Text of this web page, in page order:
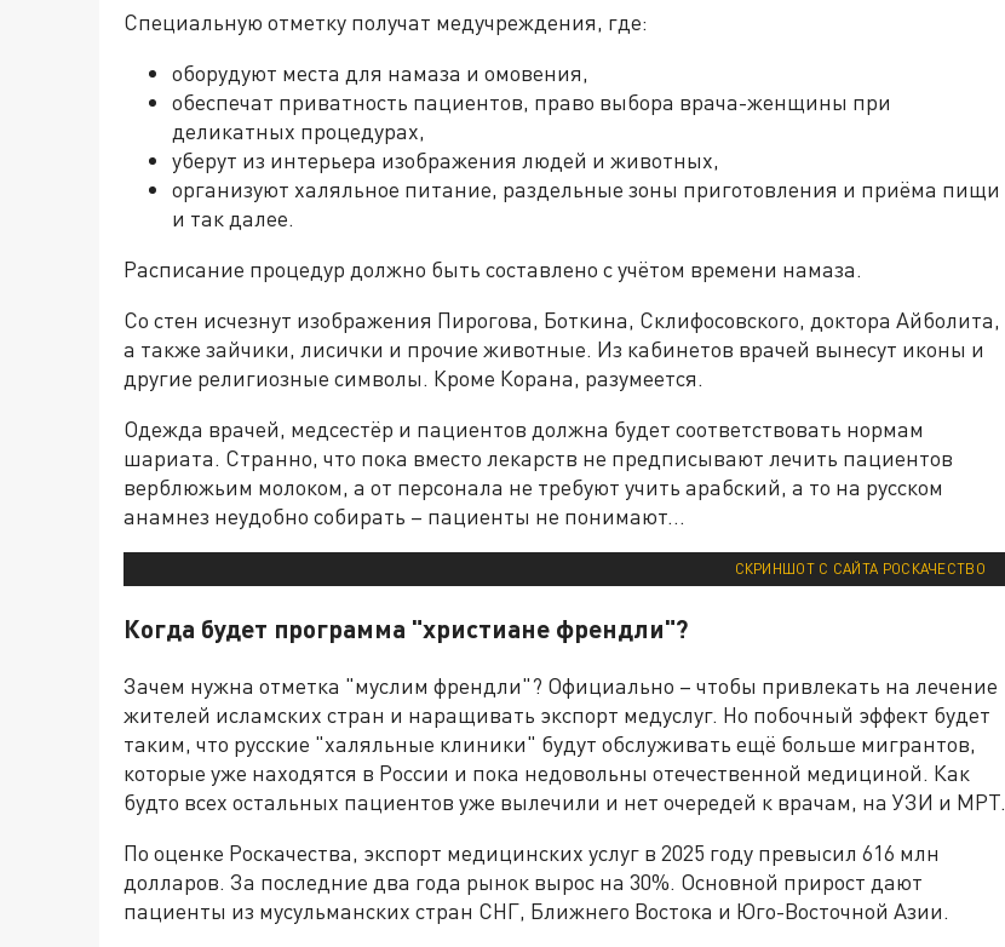
Специальную отметку получат медучреждения, где:
оборудуют места для намаза и омовения,
обеспечат приватность пациентов, право выбора врача-женщины при
деликатных процедурах,
уберут из интерьера изображения людей и животных,
организуют халяльное питание, раздельные зоны приготовления и приёма пищи
и так далее.
Расписание процедур должно быть составлено с учётом времени намаза.
Со стен исчезнут изображения Пирогова, Боткина, Склифосовского, доктора Айболита,
а также зайчики, лисички и прочие животные. Из кабинетов врачей вынесут иконы и
другие религиозные символы. Кроме Корана, разумеется.
Одежда врачей, медсестёр и пациентов должна будет соответствовать нормам
шариата. Странно, что пока вместо лекарств не предписывают лечить пациентов
верблюжьим молоком, а от персонала не требуют учить арабский, а то на русском
анамнез неудобно собирать – пациенты не понимают…
СКРИНШОТ С САЙТА РОСКАЧЕСТВО
Когда будет программа "христиане френдли"?
Зачем нужна отметка "муслим френдли"? Официально – чтобы привлекать на лечение
жителей исламских стран и наращивать экспорт медуслуг. Но побочный эффект будет
таким, что русские "халяльные клиники" будут обслуживать ещё больше мигрантов,
которые уже находятся в России и пока недовольны отечественной медициной. Как
будто всех остальных пациентов уже вылечили и нет очередей к врачам, на УЗИ и МРТ.
По оценке Роскачества, экспорт медицинских услуг в 2025 году превысил 616 млн
долларов. За последние два года рынок вырос на 30%. Основной прирост дают
пациенты из мусульманских стран СНГ, Ближнего Востока и Юго-Восточной Азии.